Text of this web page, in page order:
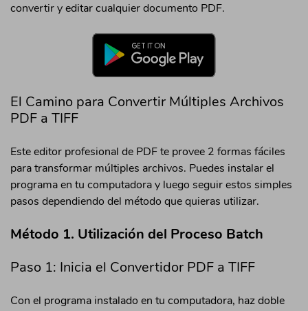
convertir y editar cualquier documento PDF.
El Camino para Convertir Múltiples Archivos
PDF a TIFF
Este editor profesional de PDF te provee 2 formas fáciles
para transformar múltiples archivos. Puedes instalar el
programa en tu computadora y luego seguir estos simples
pasos dependiendo del método que quieras utilizar.
Método 1. Utilización del Proceso Batch
Paso 1: Inicia el Convertidor PDF a TIFF
Con el programa instalado en tu computadora, haz doble